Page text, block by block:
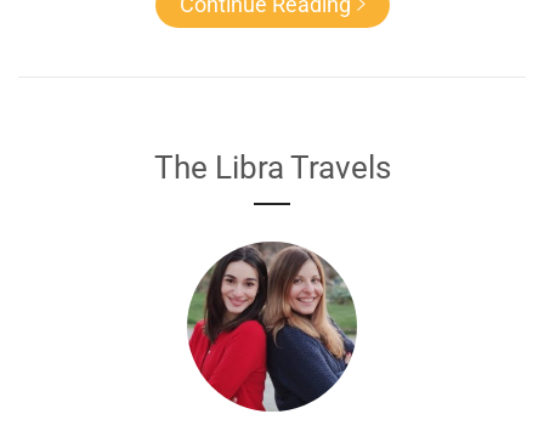
The Libra Travels